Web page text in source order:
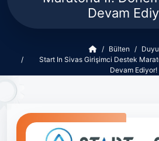
Devam
Bülten
Start In Sivas Girişimci Destek
Devam Ediyor!